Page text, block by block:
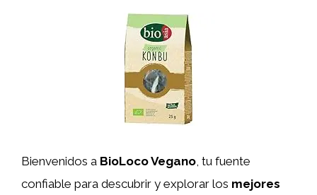
Bienvenidos a BioLoco Vegano, tu fuente
confiable para descubrir y explorar los mejores